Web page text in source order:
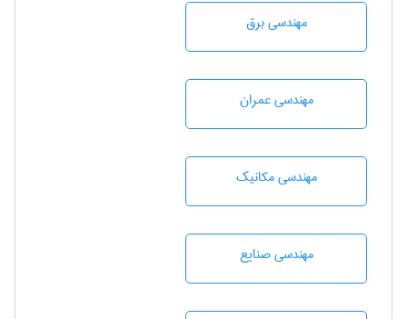
مهندسی برق
مهندسی عمران
مهندسی مکانیک
مهندسی صنايع